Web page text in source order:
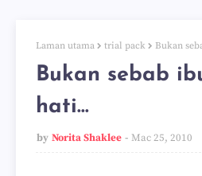
Laman utama trial pack Bukan
Bukan sebab
hati...
by Norita Shaklee Mac 25, 2010